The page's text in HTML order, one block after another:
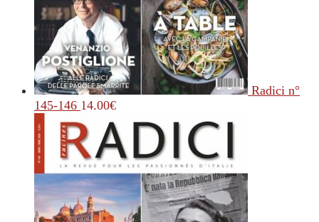
Radici n°
145-146 14.00€